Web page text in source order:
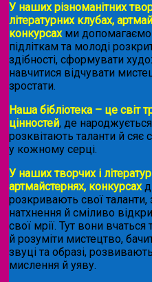
У наших різноманітних
літературних клубах,
конкурсахми допомагаємо
підліткам та молоді
здібності, сформувати
навчитися відчувати
зростати.
Наша бібліотека – це світ
цінностей, де
розквітають таланти й сяє
у кожному серці.
У наших творчих і
артмайстернях, конкурсах
розкривають свої таланти,
натхнення й сміливо
свої мрії. Тут вони вчаться
й розуміти мистецтво,
звуці та образі,
мислення й уяву.